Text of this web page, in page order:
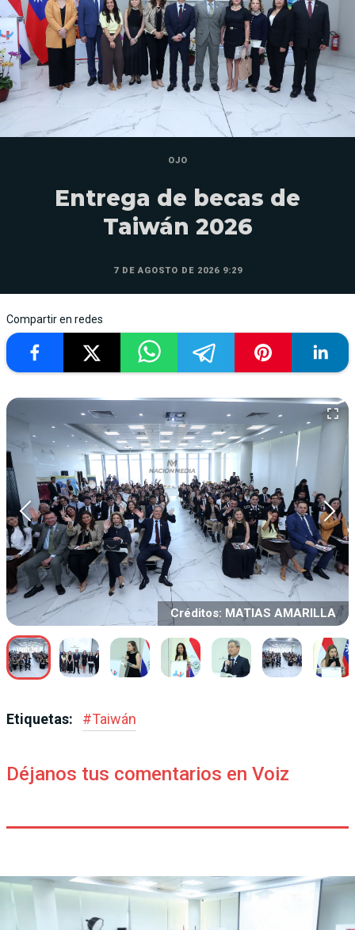
OJO
Entrega de becas de
Taiwán 2026
7 DE AGOSTO DE 2026 9:29
Compartir en redes
Créditos: MATIAS AMARILLA
Etiquetas: #Taiwán
Déjanos tus comentarios en Voiz